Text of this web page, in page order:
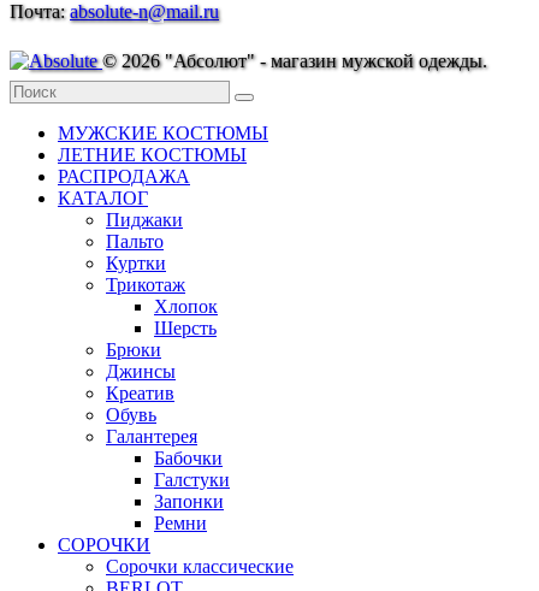
Почта:absolute-n@mail.ru
© 2026 "Абсолют" - магазин мужской одежды.
МУЖСКИЕ КОСТЮМЫ
ЛЕТНИЕ КОСТЮМЫ
РАСПРОДАЖА
КАТАЛОГ
Пиджаки
Пальто
Куртки
Трикотаж
Хлопок
Шерсть
Брюки
Джинсы
Креатив
Обувь
Галантерея
Бабочки
Галстуки
Запонки
Ремни
СОРОЧКИ
Сорочки классические